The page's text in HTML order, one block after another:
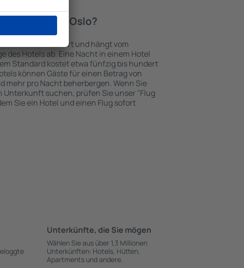
Hotel in in Oslo?
in in Oslo variiert und hängt vom
des Hotels ab. Eine Nacht in einem Hotel
Standard kostet etwa fünfzig bis hundert
können Gäste für einen Betrag von
mehr pro Nacht beherbergen. Wenn Sie
Unterkunft suchen, prüfen Sie unser "Flug
Sie ein Hotel und einen Flug sofort
Unterkünfte, die Sie mögen
Wählen Sie aus über 1,3 Millionen
Unterkünften: Hotels, Hütten,
Apartments und andere.